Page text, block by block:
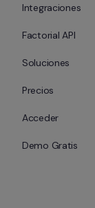
Integraciones
Factorial API
Soluciones
Precios
Acceder
Demo Gratis